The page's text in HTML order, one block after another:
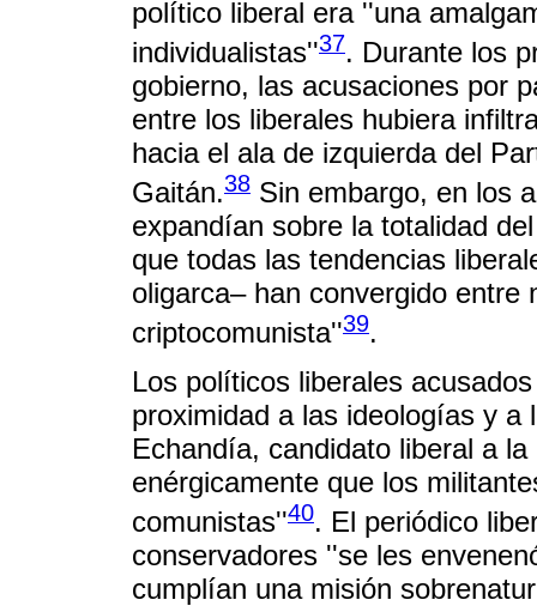
político liberal era ''una
individualistas''37. Durante los
gobierno, las acusaciones por
entre los liberales hubiera
hacia el ala de izquierda del
Gaitán.38 Sin embargo, en los
expandían sobre la totalidad
que todas las tendencias
oligarca– han convergido entre
criptocomunista''39.
Los políticos liberales
proximidad a las ideologías y
Echandía, candidato liberal a
enérgicamente que los
comunistas''40. El periódico
conservadores ''se les
cumplían una misión